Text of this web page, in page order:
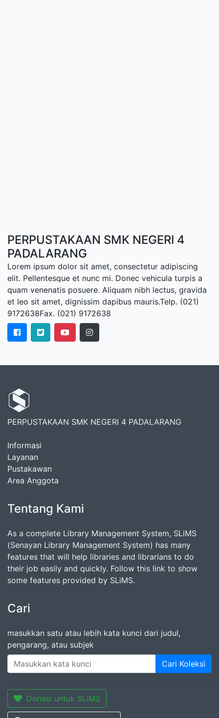
PERPUSTAKAAN SMK NEGERI 4
PADALARANG
Lorem ipsum dolor sit amet, consectetur adipiscing
elit. Pellentesque et nunc mi. Donec vehicula turpis a
quam venenatis posuere. Aliquam nibh lectus, gravida
et leo sit amet, dignissim dapibus mauris.Telp. (021)
9172638Fax. (021) 9172638
PERPUSTAKAAN SMK NEGERI 4 PADALARANG
Informasi
Layanan
Pustakawan
Area Anggota
Tentang Kami
As a complete Library Management System, SLiMS
(Senayan Library Management System) has many
features that will help libraries and librarians to do
their job easily and quickly. Follow this link to show
some features provided by SLiMS.
Cari
masukkan satu atau lebih kata kunci dari judul,
pengarang, atau subjek
Cari Koleksi
Donasi untuk SLiMS